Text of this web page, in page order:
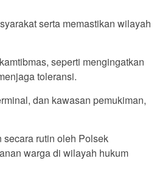
serta memastikan wilayah
seperti mengingatkan
toleransi.
dan kawasan pemukiman,
rutin oleh Polsek
warga di wilayah hukum